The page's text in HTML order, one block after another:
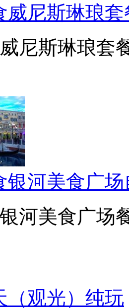
威尼斯琳琅
尼斯琳琅套
银河美食广
河美食广场
（观光）纯玩